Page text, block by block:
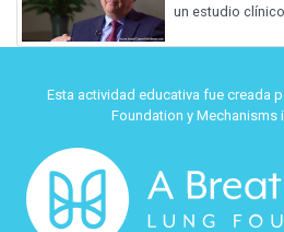
un estudio
Esta actividad educativa fue creada
Foundation y Mechanisms